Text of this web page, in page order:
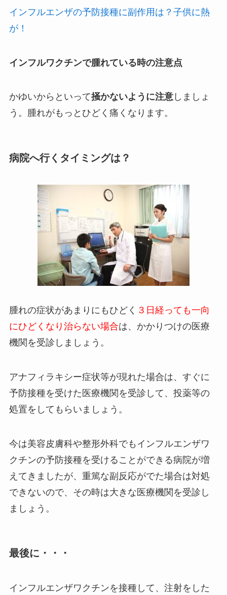
インフルエンザの予防接種に副作用は？子供に熱
が！
インフルワクチンで腫れている時の注意点
かゆいからといって掻かないように注意しましょ
う。腫れがもっとひどく痛くなります。
病院へ行くタイミングは？
腫れの症状があまりにもひどく ３日経っても一向
にひどくなり治らない場合は、かかりつけの医療
機関を受診しましょう。
アナフィラキシー症状等が現れた場合は、すぐに
予防接種を受けた医療機関を受診して、投薬等の
処置をしてもらいましょう。
今は美容皮膚科や整形外科でもインフルエンザワ
クチンの予防接種を受けることができる病院が増
えてきましたが、重篤な副反応がでた場合は対処
できないので、その時は大きな医療機関を受診し
ましょう。
最後に・・・
インフルエンザワクチンを接種して、注射をした